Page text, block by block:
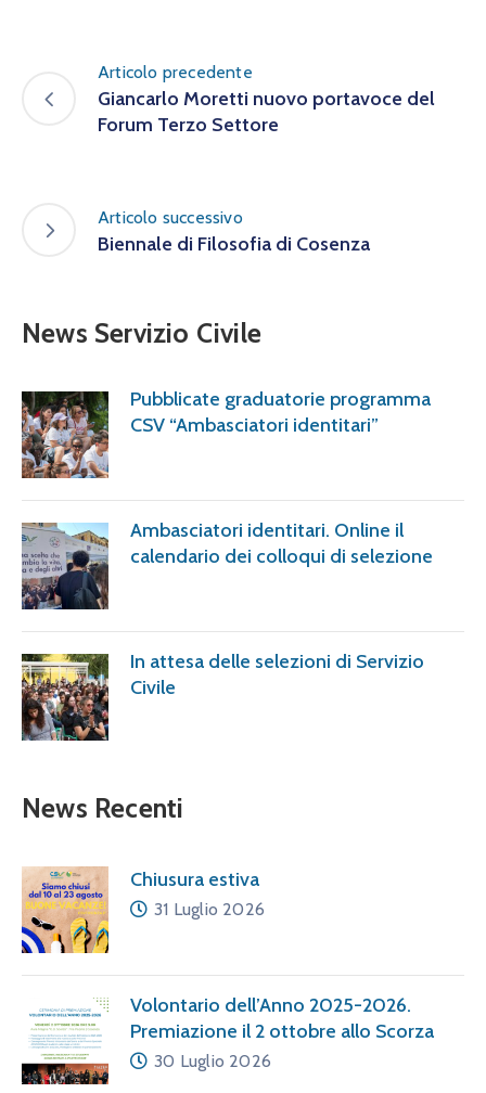
Articolo precedente
Giancarlo Moretti nuovo portavoce del
Forum Terzo Settore
Articolo successivo
Biennale di Filosofia di Cosenza
News Servizio Civile
Pubblicate graduatorie programma
CSV “Ambasciatori identitari”
Ambasciatori identitari. Online il
calendario dei colloqui di selezione
In attesa delle selezioni di Servizio
Civile
News Recenti
Chiusura estiva
31 Luglio 2026
Volontario dell’Anno 2025-2026.
Premiazione il 2 ottobre allo Scorza
30 Luglio 2026